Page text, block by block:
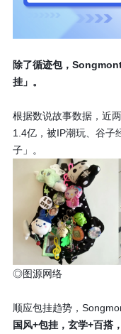
除了循迹包，
挂」。
根据数说故事数据，近
1.4亿，被IP潮玩、谷子
子」。
◎图源网络
顺应包挂趋势，
国风+包挂，玄学+百搭